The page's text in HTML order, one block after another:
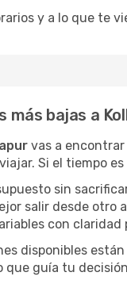
y a lo que te
más bajas a
vas a
Si el tiempo
sin
salir desde
con
disponibles
que guía tu